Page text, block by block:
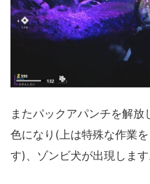
またパックアパンチを解
色になり(上は特殊な作業
す)、ゾンビ犬が出現します